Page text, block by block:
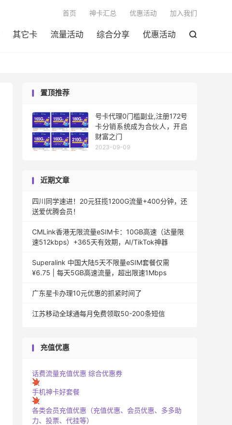
其它卡 流量活动 综合分享 优惠活动 
首页 神卡汇总 优惠活动 加入我们
置顶推荐
号卡代理0门槛副业,注册172号
卡分销系统成为合伙人，开启
财富之门
2023-09-09
近期文章
四川同学速进！20元狂揽1200G流量+400分钟，还
送爱优腾会员！
CMLink香港无限流量eSIM卡：10GB高速（达量限
速512kbps）+365天有效期，AI/TikTok神器
Superalink 中国大陆5天不限量eSIM套餐仅需
¥6.75 | 每天5GB高速流量，超出限速1Mbps
广东星卡办理10元优惠的抓紧时间了
江苏移动全球通每月免费领取50-200条短信
充值优惠
话费流量充值优惠 综合优惠券
手机神卡好套餐
各类会员充值优惠（充值优惠、会员优惠、多多助
力、投票、代挂等）